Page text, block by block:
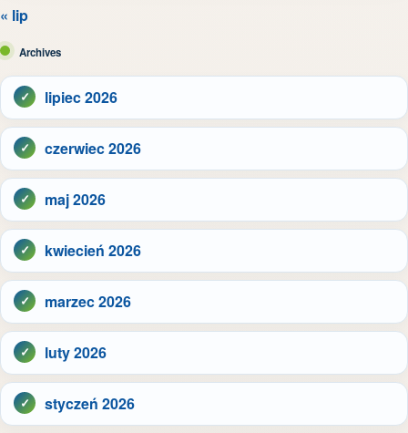
« lip
Archives
lipiec 2026
czerwiec 2026
maj 2026
kwiecień 2026
marzec 2026
luty 2026
styczeń 2026